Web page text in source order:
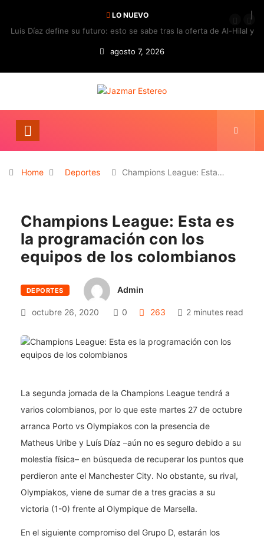
LO NUEVO
Luis Díaz define su futuro: esto se sabe tras la oferta de Al-Hilal y
la respuesta del Bayern
agosto 7, 2026
Home Deportes Champions League: Esta…
Champions League: Esta es
la programación con los
equipos de los colombianos
DEPORTES Admin
octubre 26, 2020 0 263 2 minutes read
La segunda jornada de la Champions League tendrá a
varios colombianos, por lo que este martes 27 de octubre
arranca Porto vs Olympiakos con la presencia de
Matheus Uribe y Luís Díaz –aún no es seguro debido a su
molestia física– en búsqueda de recuperar los puntos que
perdieron ante el Manchester City. No obstante, su rival,
Olympiakos, viene de sumar de a tres gracias a su
victoria (1-0) frente al Olympique de Marsella.
En el siguiente compromiso del Grupo D, estarán los